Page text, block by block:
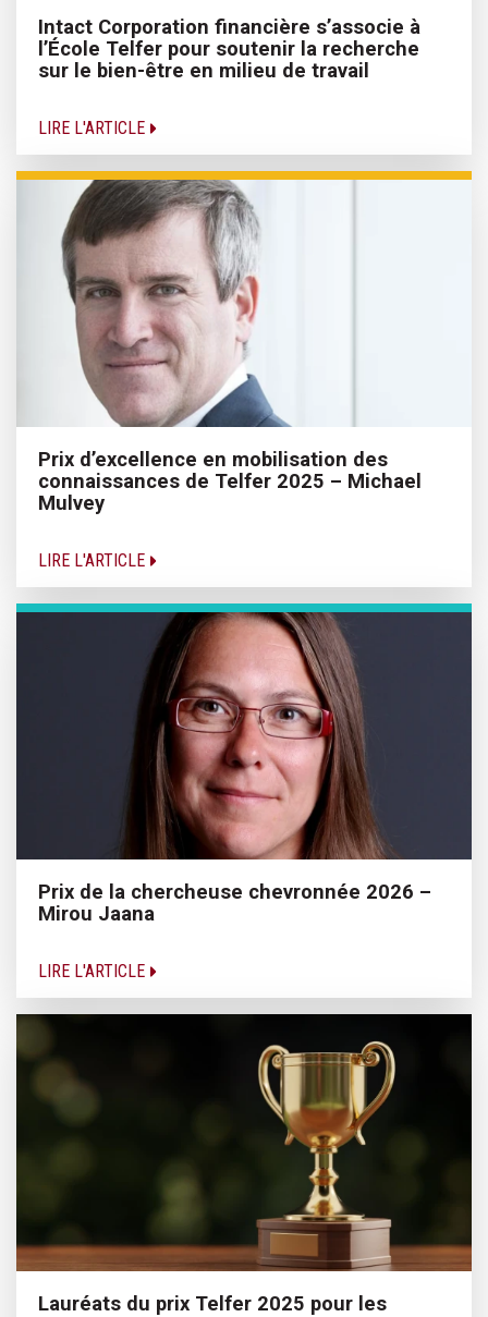
Intact Corporation financière s’associe à
l’École Telfer pour soutenir la recherche
sur le bien-être en milieu de travail
LIRE L'ARTICLE
Prix d’excellence en mobilisation des
connaissances de Telfer 2025 – Michael
Mulvey
LIRE L'ARTICLE
Prix de la chercheuse chevronnée 2026 –
Mirou Jaana
LIRE L'ARTICLE
Lauréats du prix Telfer 2025 pour les